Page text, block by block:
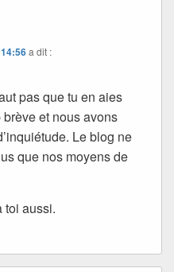
a dit :
pas que tu en aies
et nous avons
Le blog ne
que nos moyens de
toi aussi.